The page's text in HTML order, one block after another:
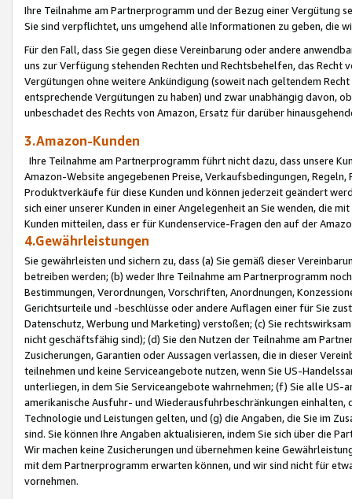
Ihre Teilnahme am Partnerprogramm und der Bezug einer Vergütung
Sie sind verpflichtet, uns umgehend alle Informationen zu geben, die
Für den Fall, dass Sie gegen diese Vereinbarung oder andere
uns zur Verfügung stehenden Rechten und Rechtsbehelfen, das
Vergütungen ohne weitere Ankündigung (soweit nach geltendem
entsprechende Vergütungen zu haben) und zwar unabhängig davon,
unbeschadet des Rechts von Amazon, Ersatz für darüber
3.Amazon-Kunden
Ihre Teilnahme am Partnerprogramm führt nicht dazu, dass unsere
Amazon-Website angegebenen Preise, Verkaufsbedingungen,
Produktverkäufe für diese Kunden und können jederzeit geändert
sich einer unserer Kunden in einer Angelegenheit an Sie wenden, die
Kunden mitteilen, dass er für Kundenservice-Fragen den auf der
4.Gewährleistungen
Sie gewährleisten und sichern zu, dass (a) Sie gemäß dieser
betreiben werden; (b) weder Ihre Teilnahme am Partnerprogramm
Bestimmungen, Verordnungen, Vorschriften, Anordnungen,
Gerichtsurteile und -beschlüsse oder andere Auflagen einer für Sie
Datenschutz, Werbung und Marketing) verstoßen; (c) Sie
nicht geschäftsfähig sind); (d) Sie den Nutzen der Teilnahme am
Zusicherungen, Garantien oder Aussagen verlassen, die in dieser
teilnehmen und keine Serviceangebote nutzen, wenn Sie US-
unterliegen, in dem Sie Serviceangebote wahrnehmen; (f) Sie alle
amerikanische Ausfuhr- und Wiederausfuhrbeschränkungen
Technologie und Leistungen gelten, und (g) die Angaben, die Sie im
sind. Sie können Ihre Angaben aktualisieren, indem Sie sich über die
Wir machen keine Zusicherungen und übernehmen keine
mit dem Partnerprogramm erwarten können, und wir sind nicht für
vornehmen.